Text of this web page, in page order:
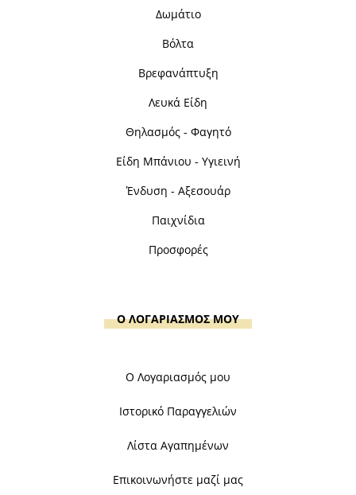
Δωμάτιο
Βόλτα
Βρεφανάπτυξη
Λευκά Είδη
Θηλασμός - Φαγητό
Είδη Μπάνιου - Υγιεινή
Ένδυση - Αξεσουάρ
Παιχνίδια
Προσφορές
Ο ΛΟΓΑΡΙΑΣΜΟΣ ΜΟΥ
Ο Λογαριασμός μου
Ιστορικό Παραγγελιών
Λίστα Αγαπημένων
Επικοινωνήστε μαζί μας